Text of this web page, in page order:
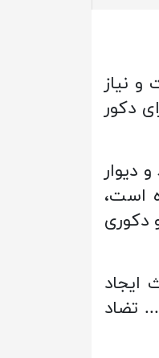
نیاز
دکور
دیوار
است،
دکوری
ایجاد
تضاد